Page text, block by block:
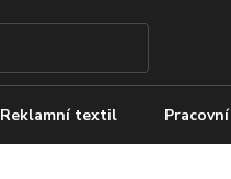
Reklamní textil